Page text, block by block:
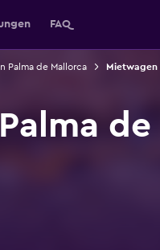
FAQ
Palma de Mallorca Mietwagen